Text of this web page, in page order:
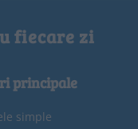
fiecare zi
principale
simple